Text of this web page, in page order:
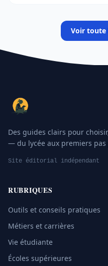
de plus en plus de futurs
un marché de l'emploi
cette aventure stimulante
Voir toute
Des guides clairs pour
— du lycée aux premiers pas
Site éditorial indépendant
RUBRIQUES
Outils et conseils pratiques
Métiers et carrières
Vie étudiante
Écoles supérieures